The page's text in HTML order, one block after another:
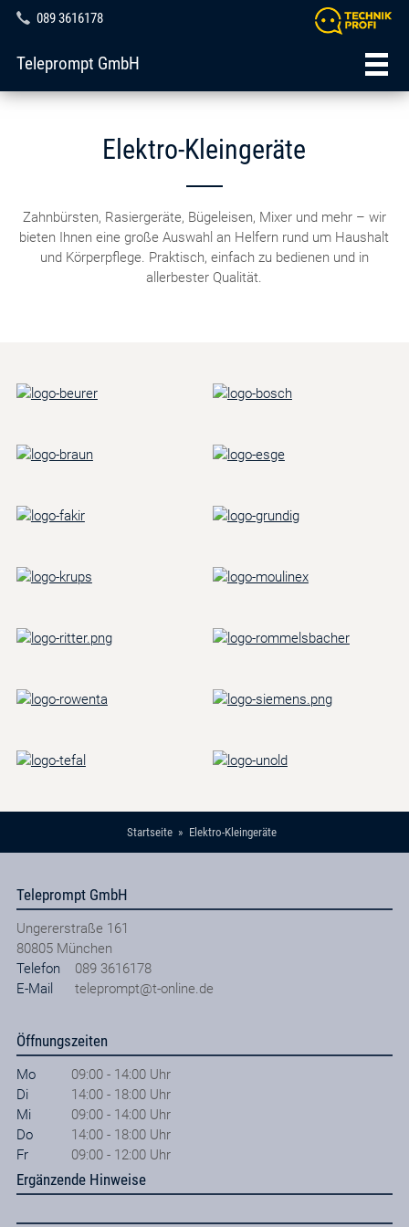
089 3616178
Teleprompt GmbH
Elektro-Kleingeräte
Zahnbürsten, Rasiergeräte, Bügeleisen, Mixer und mehr – wir
bieten Ihnen eine große Auswahl an Helfern rund um Haushalt
und Körperpflege. Praktisch, einfach zu bedienen und in
allerbester Qualität.
Startseite Elektro-Kleingeräte
Teleprompt GmbH
Ungererstraße 161
80805 München
Telefon
089 3616178
E-Mail
teleprompt@t-online.de
Öffnungszeiten
Mo
09:00 - 14:00 Uhr
Di
14:00 - 18:00 Uhr
Mi
09:00 - 14:00 Uhr
Do
14:00 - 18:00 Uhr
Fr
09:00 - 12:00 Uhr
Ergänzende Hinweise